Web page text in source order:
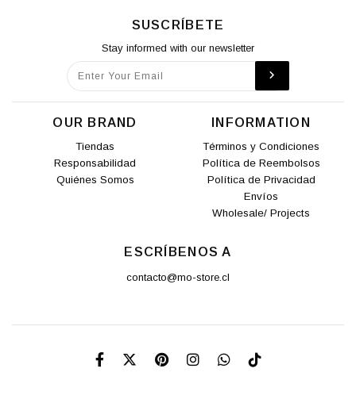
SUSCRÍBETE
Stay informed with our newsletter
OUR BRAND
Tiendas
Responsabilidad
Quiénes Somos
INFORMATION
Términos y Condiciones
Política de Reembolsos
Política de Privacidad
Envíos
Wholesale/ Projects
ESCRÍBENOS A
contacto@mo-store.cl